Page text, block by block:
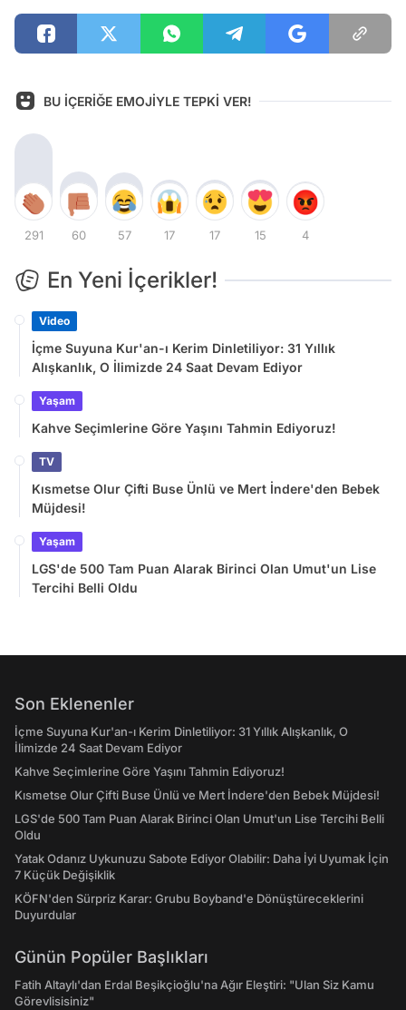
BU İÇERİĞE EMOJİYLE TEPKİ VER!
291 60 57 17 17 15 4
En Yeni İçerikler!
Video
İçme Suyuna Kur'an-ı Kerim Dinletiliyor: 31 Yıllık
Alışkanlık, O İlimizde 24 Saat Devam Ediyor
Yaşam
Kahve Seçimlerine Göre Yaşını Tahmin Ediyoruz!
TV
Kısmetse Olur Çifti Buse Ünlü ve Mert İndere'den Bebek
Müjdesi!
Yaşam
LGS'de 500 Tam Puan Alarak Birinci Olan Umut'un Lise
Tercihi Belli Oldu
Son Eklenenler
İçme Suyuna Kur'an-ı Kerim Dinletiliyor: 31 Yıllık Alışkanlık, O
İlimizde 24 Saat Devam Ediyor
Kahve Seçimlerine Göre Yaşını Tahmin Ediyoruz!
Kısmetse Olur Çifti Buse Ünlü ve Mert İndere'den Bebek Müjdesi!
LGS'de 500 Tam Puan Alarak Birinci Olan Umut'un Lise Tercihi Belli
Oldu
Yatak Odanız Uykunuzu Sabote Ediyor Olabilir: Daha İyi Uyumak İçin
7 Küçük Değişiklik
KÖFN'den Sürpriz Karar: Grubu Boyband'e Dönüştüreceklerini
Duyurdular
Günün Popüler Başlıkları
Fatih Altaylı'dan Erdal Beşikçioğlu'na Ağır Eleştiri: "Ulan Siz Kamu
Görevlisisiniz"